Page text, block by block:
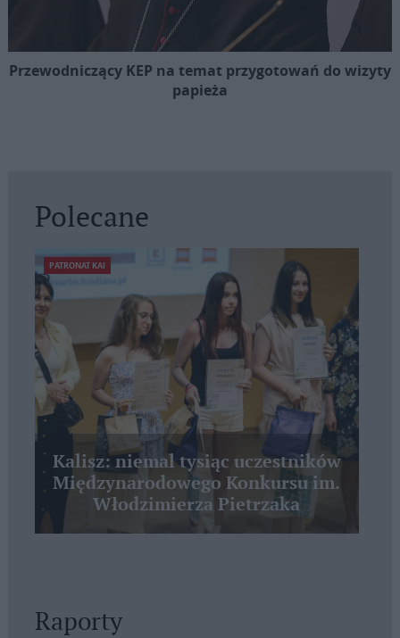
Przewodniczący KEP na temat przygotowań do wizyty
papieża
Polecane
PATRONAT KAI
Kalisz: niemal tysiąc uczestników
Międzynarodowego Konkursu im.
Włodzimierza Pietrzaka
Raporty